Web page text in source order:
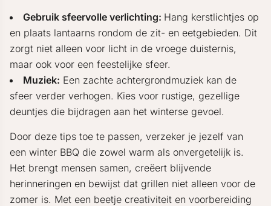
Gebruik sfeervolle verlichting: Hang kerstlichtjes op
en plaats lantaarns rondom de zit- en eetgebieden. Dit
zorgt niet alleen voor licht in de vroege duisternis,
maar ook voor een feestelijke sfeer.
Muziek: Een zachte achtergrondmuziek kan de
sfeer verder verhogen. Kies voor rustige, gezellige
deuntjes die bijdragen aan het winterse gevoel.
Door deze tips toe te passen, verzeker je jezelf van
een winter BBQ die zowel warm als onvergetelijk is.
Het brengt mensen samen, creëert blijvende
herinneringen en bewijst dat grillen niet alleen voor de
zomer is. Met een beetje creativiteit en voorbereiding